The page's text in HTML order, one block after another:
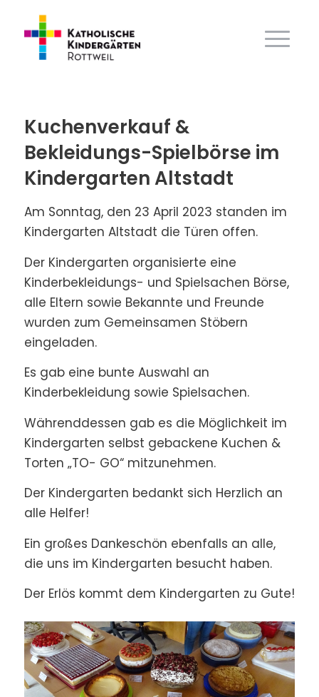
Kuchenverkauf &
Bekleidungs-Spielbörse im
Kindergarten Altstadt
Am Sonntag, den 23 April 2023 standen im
Kindergarten Altstadt die Türen offen.
Der Kindergarten organisierte eine
Kinderbekleidungs- und Spielsachen Börse,
alle Eltern sowie Bekannte und Freunde
wurden zum Gemeinsamen Stöbern
eingeladen.
Es gab eine bunte Auswahl an
Kinderbekleidung sowie Spielsachen.
Währenddessen gab es die Möglichkeit im
Kindergarten selbst gebackene Kuchen &
Torten „TO- GO“ mitzunehmen.
Der Kindergarten bedankt sich Herzlich an
alle Helfer!
Ein großes Dankeschön ebenfalls an alle,
die uns im Kindergarten besucht haben.
Der Erlös kommt dem Kindergarten zu Gute!